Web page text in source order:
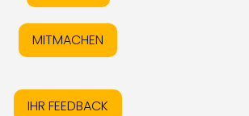
MITMACHEN
IHR FEEDBACK